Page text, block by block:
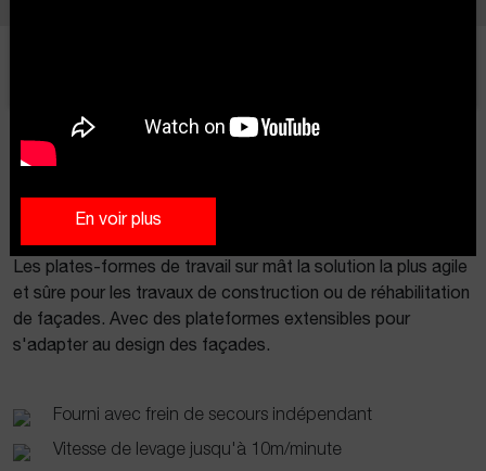
En voir plus
Les plates-formes de travail sur mât la solution la plus agile
et sûre pour les travaux de construction ou de réhabilitation
de façades. Avec des plateformes extensibles pour
s'adapter au design des façades.
Fourni avec frein de secours indépendant
Vitesse de levage jusqu'à 10m/minute